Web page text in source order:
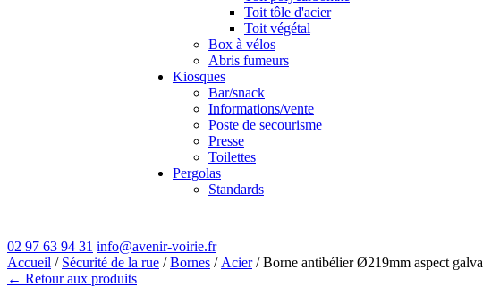
Toit tôle d'acier
Toit végétal
Box à vélos
Abris fumeurs
Kiosques
Bar/snack
Informations/vente
Poste de secourisme
Presse
Toilettes
Pergolas
Standards
02 97 63 94 31 info@avenir-voirie.fr
Accueil / Sécurité de la rue /Bornes / Acier/ Borne antibélier Ø219mm aspect galva
← Retour aux produits